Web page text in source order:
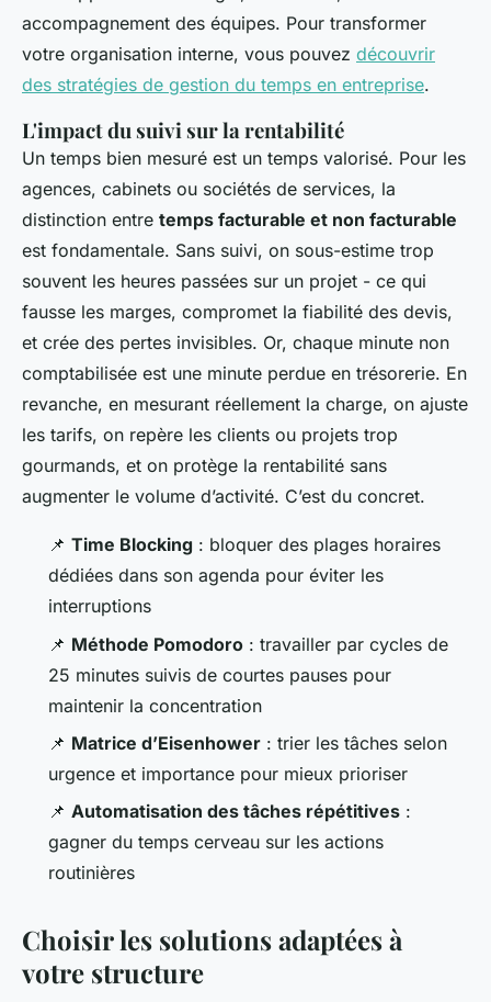
accompagnement des équipes. Pour transformer
votre organisation interne, vous pouvez découvrir
des stratégies de gestion du temps en entreprise.
L'impact du suivi sur la rentabilité
Un temps bien mesuré est un temps valorisé. Pour les
agences, cabinets ou sociétés de services, la
distinction entre temps facturable et non facturable
est fondamentale. Sans suivi, on sous-estime trop
souvent les heures passées sur un projet - ce qui
fausse les marges, compromet la fiabilité des devis,
et crée des pertes invisibles. Or, chaque minute non
comptabilisée est une minute perdue en trésorerie. En
revanche, en mesurant réellement la charge, on ajuste
les tarifs, on repère les clients ou projets trop
gourmands, et on protège la rentabilité sans
augmenter le volume d’activité. C’est du concret.
📌 Time Blocking : bloquer des plages horaires
dédiées dans son agenda pour éviter les
interruptions
📌 Méthode Pomodoro : travailler par cycles de
25 minutes suivis de courtes pauses pour
maintenir la concentration
📌 Matrice d’Eisenhower : trier les tâches selon
urgence et importance pour mieux prioriser
📌 Automatisation des tâches répétitives :
gagner du temps cerveau sur les actions
routinières
Choisir les solutions adaptées à
votre structure